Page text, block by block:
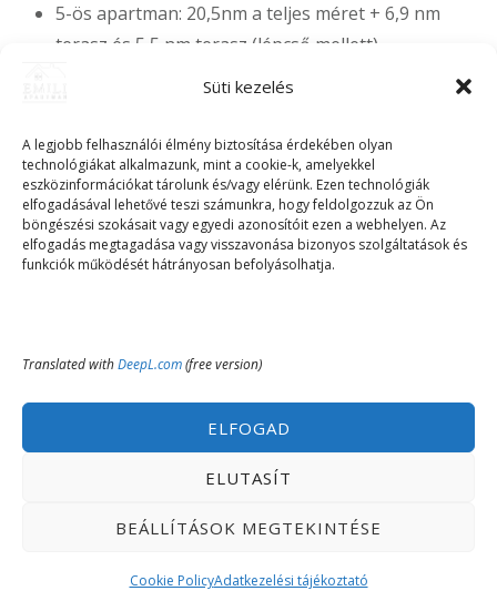
Süti kezelés
A legjobb felhasználói élmény biztosítása érdekében olyan
technológiákat alkalmazunk, mint a cookie-k, amelyekkel
eszközinformációkat tárolunk és/vagy elérünk. Ezen technológiák
elfogadásával lehetővé teszi számunkra, hogy feldolgozzuk az Ön
böngészési szokásait vagy egyedi azonosítóit ezen a webhelyen. Az
elfogadás megtagadása vagy visszavonása bizonyos szolgáltatások és
funkciók működését hátrányosan befolyásolhatja.
Translated withDeepL.com(free version)
ELFOGAD
ELUTASÍT
BEÁLLÍTÁSOK MEGTEKINTÉSE
Cookie PolicyAdatkezelési tájékoztató
5-ös apartman: 20,5nm a teljes méret + 6,9 nm
terasz és 5,5 nm terasz (lépcső mellett)
1 db. 2 személyes francia ágy, 1 fotelágy 3
hálószoba: 13,1 nm innen nyílik a 6,9 nm es terasz
utcafronti panorámás
előszoba- konyha kb 5 nm a konyhából nyílik a 5,5
Videólejátszó